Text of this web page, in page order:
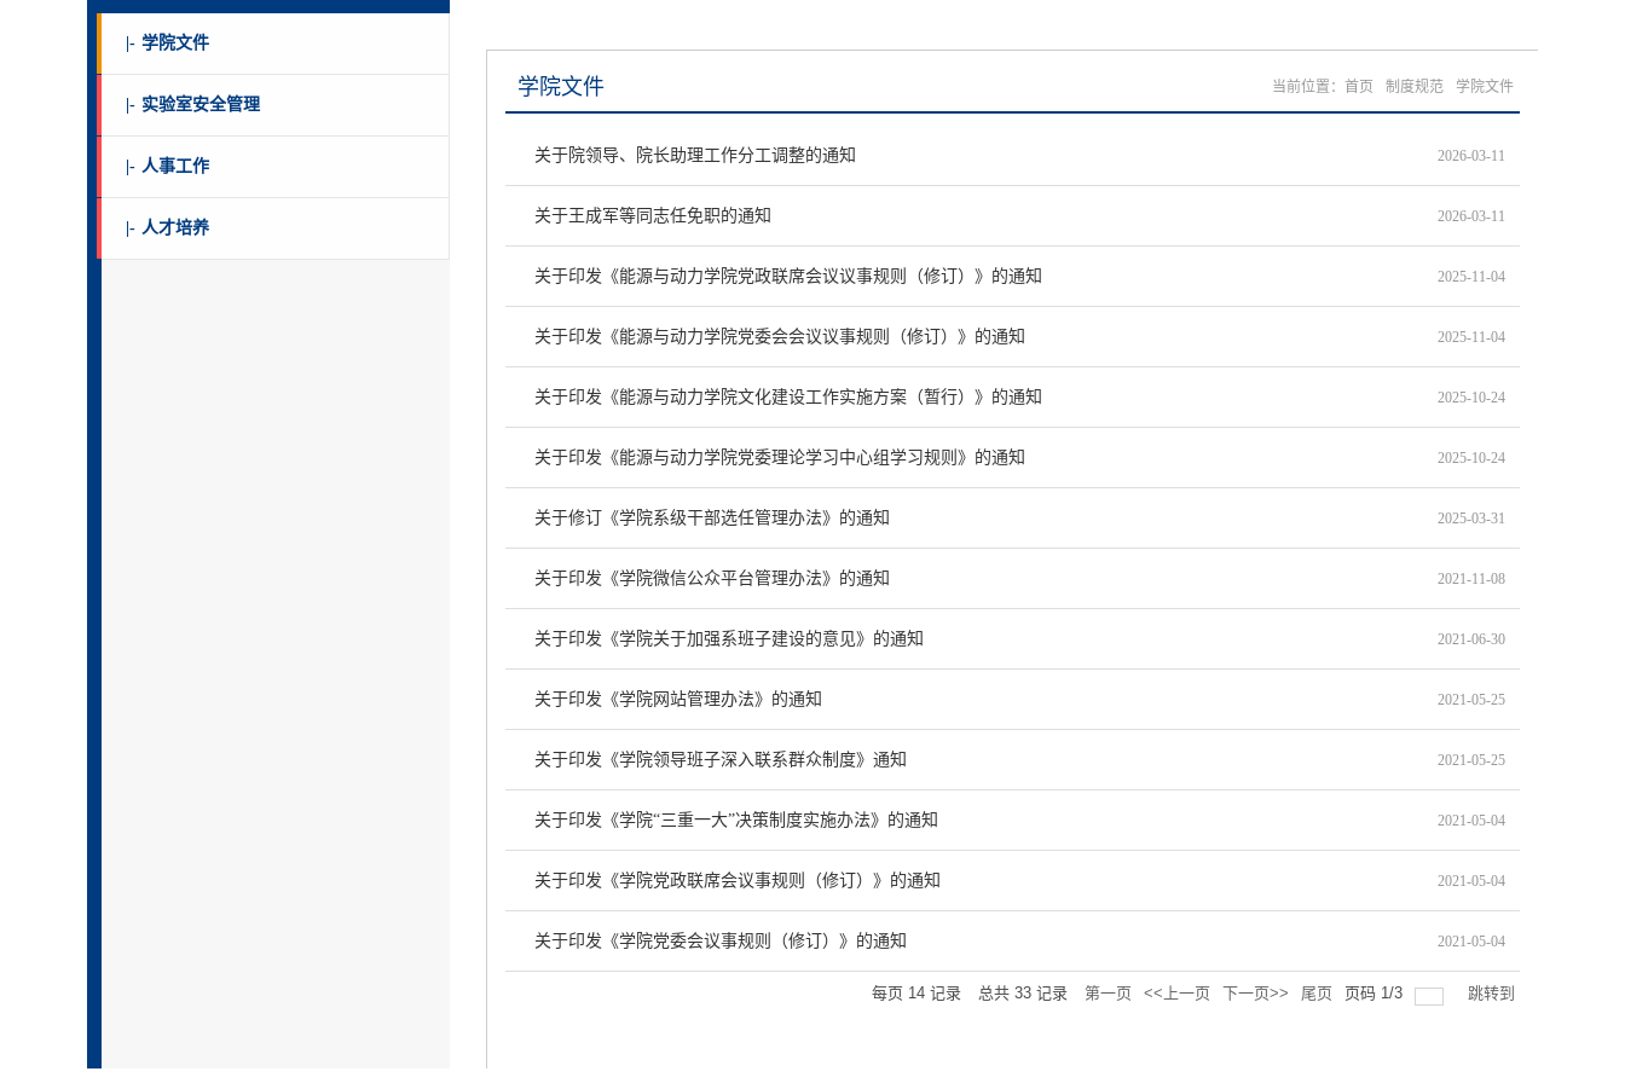
|- 学院文件
|- 实验室安全管理
|- 人事工作
|- 人才培养
学院文件 当前位置： 首页 制度规范 学院文件
关于院领导、院长助理工作分工调整的通知 2026-03-11
关于王成军等同志任免职的通知 2026-03-11
关于印发《能源与动力学院党政联席会议议事规则（修订）》的通知 2025-11-04
关于印发《能源与动力学院党委会会议议事规则（修订）》的通知 2025-11-04
关于印发《能源与动力学院文化建设工作实施方案（暂行）》的通知 2025-10-24
关于印发《能源与动力学院党委理论学习中心组学习规则》的通知 2025-10-24
关于修订《学院系级干部选任管理办法》的通知 2025-03-31
关于印发《学院微信公众平台管理办法》的通知 2021-11-08
关于印发《学院关于加强系班子建设的意见》的通知 2021-06-30
关于印发《学院网站管理办法》的通知 2021-05-25
关于印发《学院领导班子深入联系群众制度》通知 2021-05-25
关于印发《学院“三重一大”决策制度实施办法》的通知 2021-05-04
关于印发《学院党政联席会议事规则（修订）》的通知 2021-05-04
关于印发《学院党委会议事规则（修订）》的通知 2021-05-04
每页 14 记录 总共 33 记录 第一页 <<上一页 下一页>> 尾页 页码 1/3 跳转到